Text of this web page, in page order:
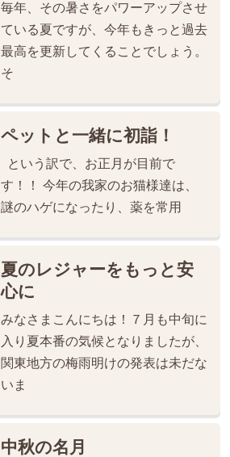
毎年、その暑さをパワーアップさせ
ている夏ですが、今年もきっと過去
最高を更新してくることでしょう。
そ
ペットと一緒に初詣！
という訳で、お正月が目前で
す！！ 今年の我家のお猫様達は、
謎のハゲになったり、薬を常用
夏のレジャーをもっと安
心に
みなさまこんにちは！７月も中旬に
入り夏本番の気候となりましたが、
関東地方の梅雨明けの発表は未だな
いま
中秋の名月